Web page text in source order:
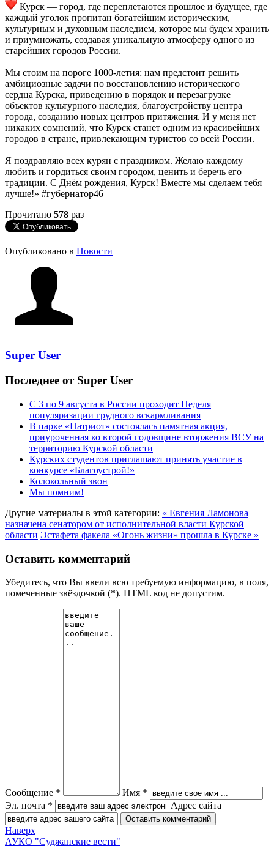
Курск — город, где переплетаются прошлое и будущее, где
каждый уголок пропитан богатейшим историческим,
культурным и духовным наследием, которое мы будем хранить
и приумножать, создавая уникальную атмосферу одного из
старейших городов России.
Мы стоим на пороге 1000-летия: нам предстоит решить
амбициозные задачи по восстановлению исторического
сердца Курска, приведению в порядок и перезагрузке
объектов культурного наследия, благоустройству центра
города, созданию новых центров притяжения. И у меня нет
никаких сомнений, что Курск станет одним из красивейших
городов в стране, привлекающим туристов со всей России.
Я поздравляю всех курян с праздником. Желаю каждому
любить и гордиться своим городом, ценить и беречь его
традиции. С Днём рождения, Курск! Вместе мы сделаем тебя
лучше!» #губернатор46
Прочитано 578 раз
Опубликовано в Новости
Super User
Последнее от Super User
С 3 по 9 августа в России проходит Неделя
популяризации грудного вскармливания
В парке «Патриот» состоялась памятная акция,
приуроченная ко второй годовщине вторжения ВСУ на
территорию Курской области
Курских студентов приглашают принять участие в
конкурсе «Благоустрой!»
Колокольный звон
Мы помним!
Другие материалы в этой категории: « Евгения Ламонова
назначена сенатором от исполнительной власти Курской
области Эстафета факела «Огонь жизни» прошла в Курске »
Оставить комментарий
Убедитесь, что Вы ввели всю требуемую информацию, в поля,
помеченные звёздочкой (*). HTML код не допустим.
Сообщение *
Имя *
Эл. почта *
Адрес сайта
Наверх
АУКО "Суджанские вести"